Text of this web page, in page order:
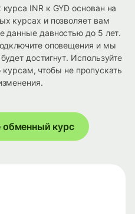
INR к GYD основан на
курсах и позволяет вам
данные давностью до 5 лет.
оповещения и мы
достигнут. Используйте
чтобы не пропускать
курс